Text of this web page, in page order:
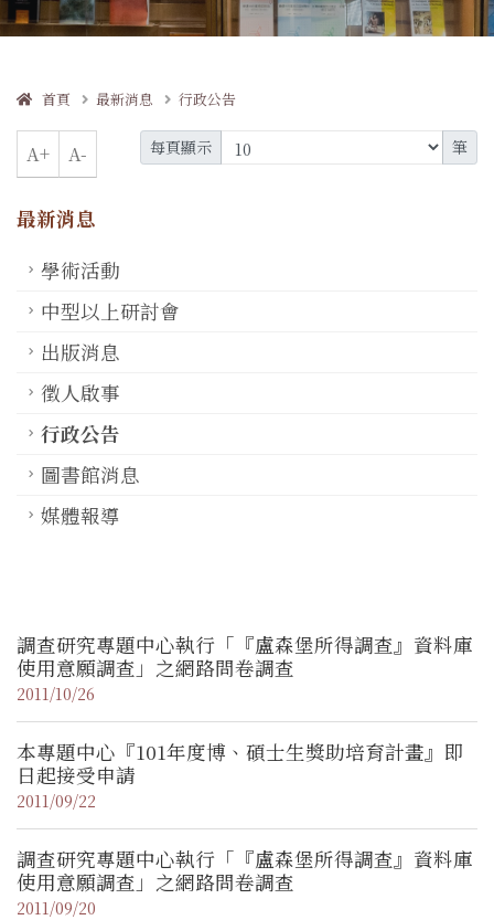
首頁 最新消息 行政公告
A+ A- 每頁顯示 筆
最新消息
學術活動
中型以上研討會
出版消息
徵人啟事
行政公告
圖書館消息
媒體報導
調查研究專題中心執行「『盧森堡所得調查』資料庫
使用意願調查」之網路問卷調查
2011/10/26
本專題中心『101年度博、碩士生獎助培育計畫』即
日起接受申請
2011/09/22
調查研究專題中心執行「『盧森堡所得調查』資料庫
使用意願調查」之網路問卷調查
2011/09/20